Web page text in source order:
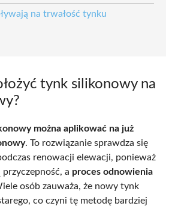
na trwałość tynku
tynk silikonowy na
można aplikować na już
. To rozwiązanie sprawdza się
renowacji elewacji, ponieważ
przyczepność, a proces odnowienia
osób zauważa, że nowy tynk
co czyni tę metodę bardziej